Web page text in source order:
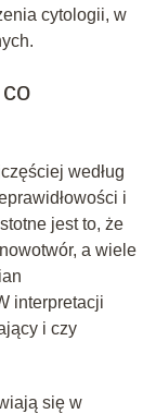
cytologii, w
według
i
jest to, że
a wiele
interpretacji
i czy
się w